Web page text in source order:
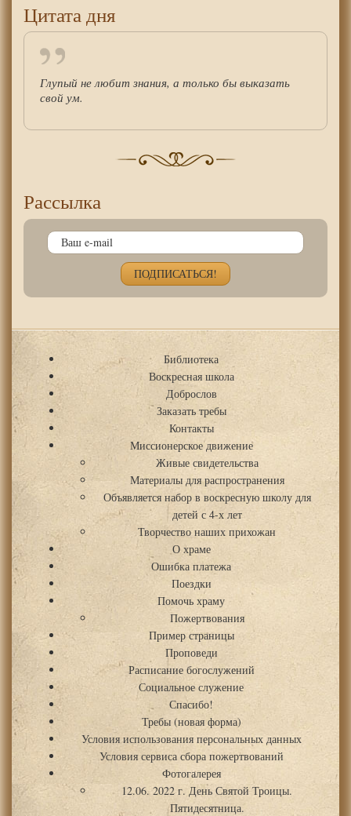
Цитата дня
Глупый не любит знания, а только бы выказать
свой ум.
Рассылка
Библиотека
Воскресная школа
Доброслов
Заказать требы
Контакты
Миссионерское движение
Живые свидетельства
Материалы для распространения
Объявляется набор в воскресную школу для
детей с 4-х лет
Творчество наших прихожан
О храме
Ошибка платежа
Поездки
Помочь храму
Пожертвования
Пример страницы
Проповеди
Расписание богослужений
Социальное служение
Спасибо!
Требы (новая форма)
Условия использования персональных данных
Условия сервиса сбора пожертвований
Фотогалерея
12.06. 2022 г. День Святой Троицы.
Пятидесятница.